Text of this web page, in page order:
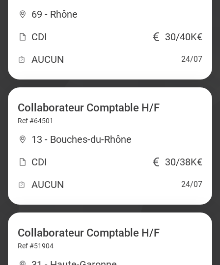
69 - Rhône
CDI
30/40K€
AUCUN
24/07
Collaborateur Comptable H/F
Ref #64501
13 - Bouches-du-Rhône
CDI
30/38K€
AUCUN
24/07
Collaborateur Comptable H/F
Ref #51904